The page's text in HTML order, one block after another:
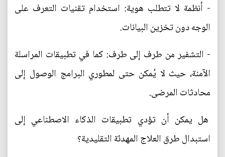
- أنظمة لا تتطلب هوية: استخدام تقنيات التعرف على
الوجه دون تخزين البيانات.
- التشفير من طرف إلى طرف: كما في تطبيقات المراسلة
الآمنة، حيث لا يُمكن حتى لمطوري البرامج الوصول إلى
محادثات المرضى.
هل يمكن أن تؤدي تطبيقات الذكاء الاصطناعي إلى
استبدال طرق العلاج المهدئة التقليدية؟